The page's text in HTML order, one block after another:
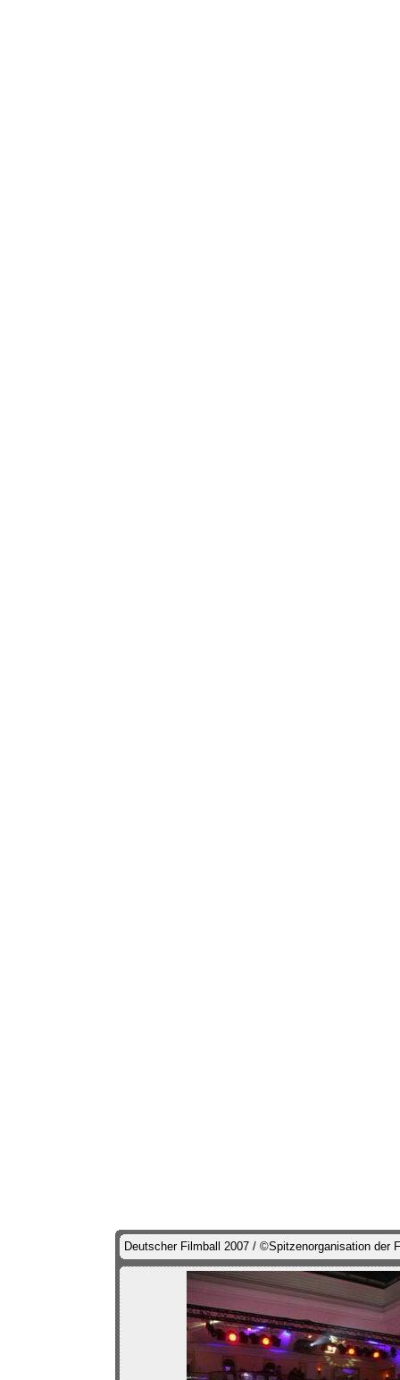
Deutscher Filmball 2007 / ©Spitzenorganisation der